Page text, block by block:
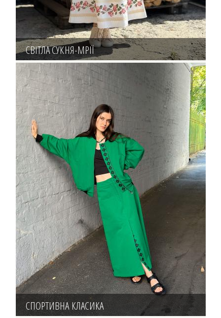
СВІТЛА СУКНЯ-МРІЇ
СПОРТИВНА КЛАСИКА